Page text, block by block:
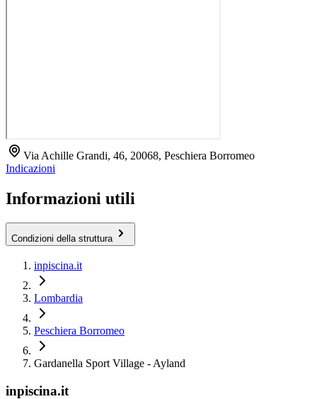
Via Achille Grandi, 46, 20068, Peschiera Borromeo
Indicazioni
Informazioni utili
Condizioni della struttura
inpiscina.it
Lombardia
Peschiera Borromeo
Gardanella Sport Village - Ayland
inpiscina.it